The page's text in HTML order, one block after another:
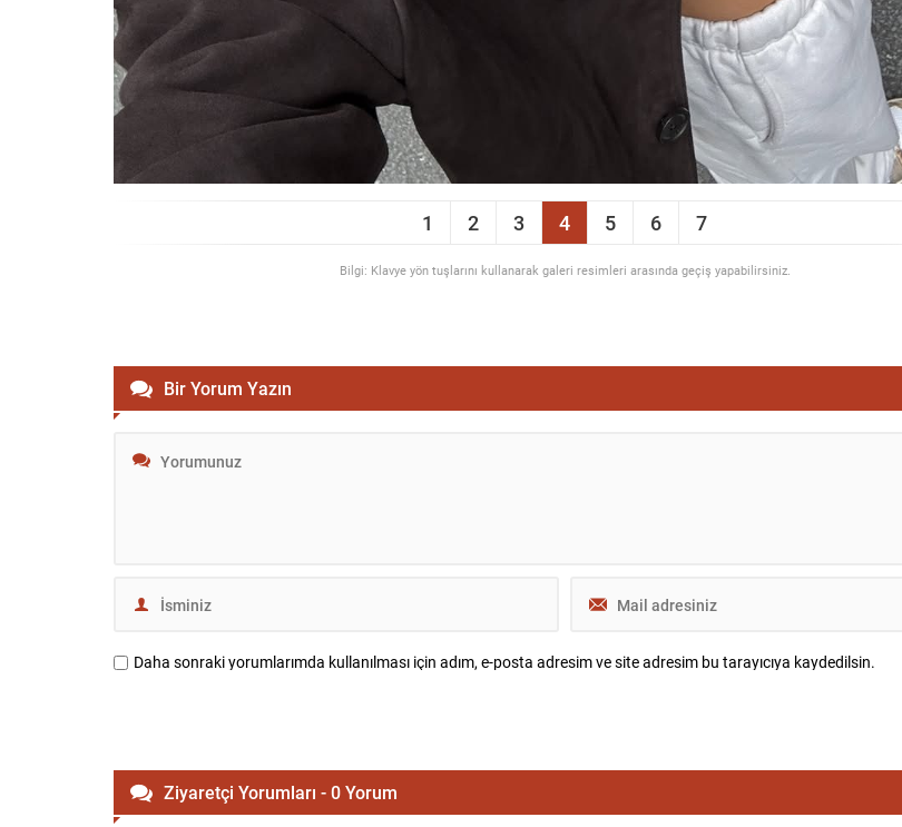
1 2 3 4 5 6 7
Bilgi: Klavye yön tuşlarını kullanarak galeri resimleri arasında geçiş yapabilirsiniz.
Bir Yorum Yazın
Daha sonraki yorumlarımda kullanılması için adım, e-posta adresim ve site adresim bu tarayıcıya kaydedilsin.
Ziyaretçi Yorumları - 0 Yorum